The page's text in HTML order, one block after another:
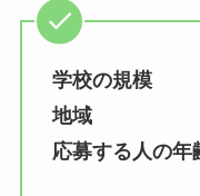
学校の規模
地域
応募する人の年